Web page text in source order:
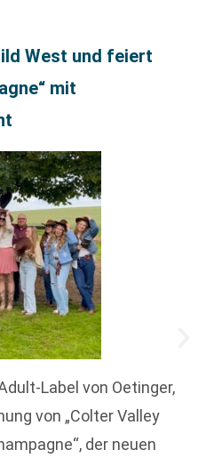
West und feiert
mit
Label von Oetinger,
von „Colter Valley
der neuen